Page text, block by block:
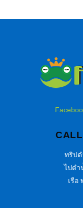
ทริปด
ไปดำ
เรือ